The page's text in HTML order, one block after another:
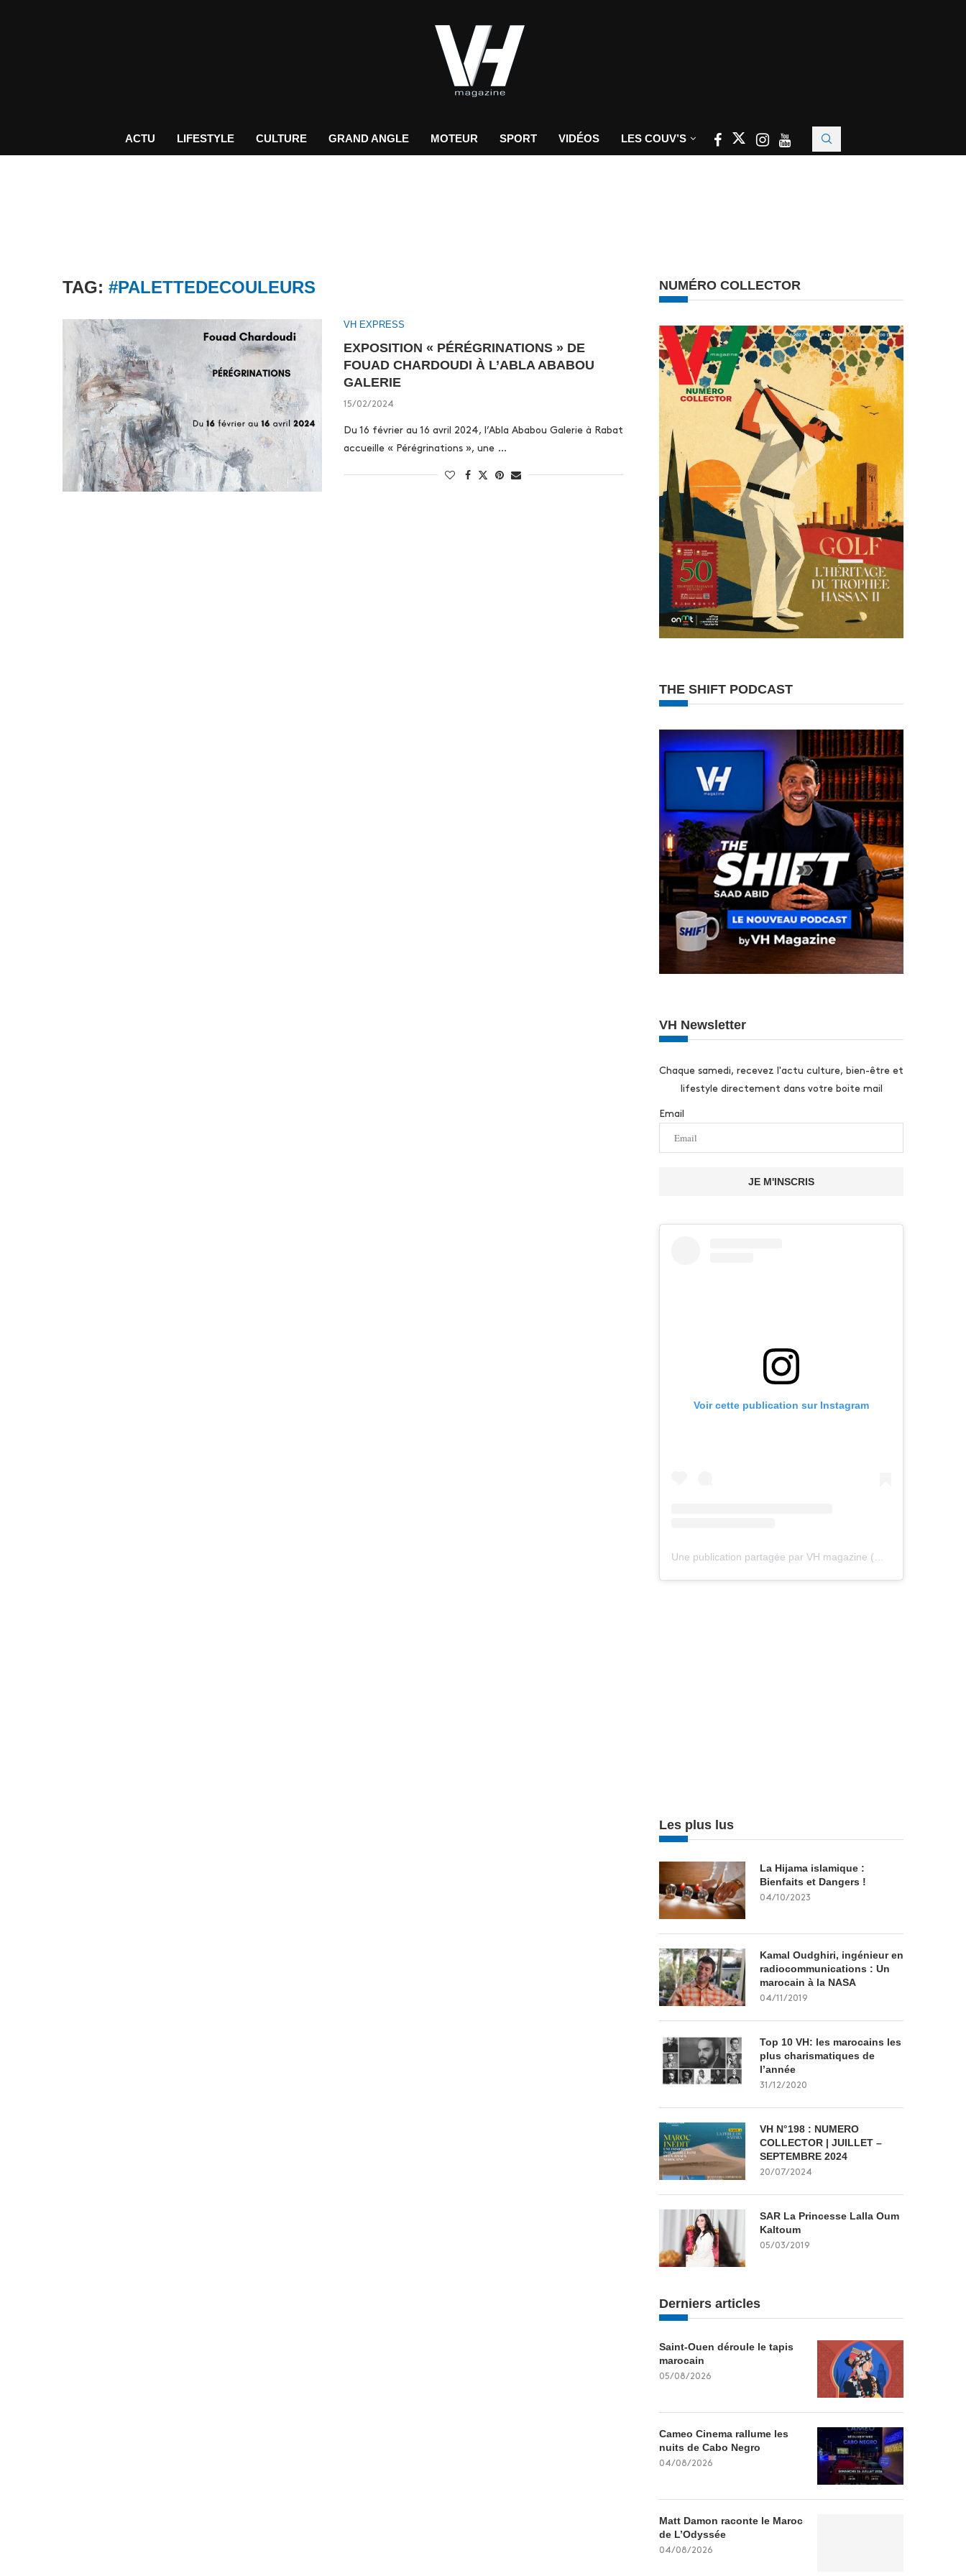
ACTU LIFESTYLE CULTURE GRAND ANGLE MOTEUR SPORT VIDÉOS LES COUV’S
TAG: #PALETTEDECOULEURS
VH EXPRESS
EXPOSITION « PÉRÉGRINATIONS » DE
FOUAD CHARDOUDI À L’ABLA ABABOU
GALERIE
15/02/2024
Du 16 février au 16 avril 2024, l’Abla Ababou Galerie à Rabat
accueille « Pérégrinations », une …
NUMÉRO COLLECTOR
THE SHIFT PODCAST
VH Newsletter
Chaque samedi, recevez l'actu culture, bien-être et
lifestyle directement dans votre boite mail
Email
JE M'INSCRIS
Voir cette publication sur Instagram
Les plus lus
La Hijama islamique :
Bienfaits et Dangers !
04/10/2023
Kamal Oudghiri, ingénieur en
radiocommunications : Un
marocain à la NASA
04/11/2019
Top 10 VH: les marocains les
plus charismatiques de
l’année
31/12/2020
VH N°198 : NUMERO
COLLECTOR | JUILLET –
SEPTEMBRE 2024
20/07/2024
SAR La Princesse Lalla Oum
Kaltoum
05/03/2019
Derniers articles
Saint-Ouen déroule le tapis
marocain
05/08/2026
Cameo Cinema rallume les
nuits de Cabo Negro
04/08/2026
Matt Damon raconte le Maroc
de L’Odyssée
04/08/2026